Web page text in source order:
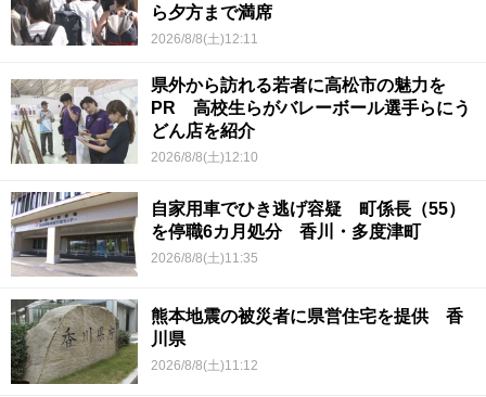
ら夕方まで満席
2026/8/8(土)12:11
県外から訪れる若者に高松市の魅力を
PR 高校生らがバレーボール選手らにう
どん店を紹介
2026/8/8(土)12:10
自家用車でひき逃げ容疑 町係長（55）
を停職6カ月処分 香川・多度津町
2026/8/8(土)11:35
熊本地震の被災者に県営住宅を提供 香
川県
2026/8/8(土)11:12